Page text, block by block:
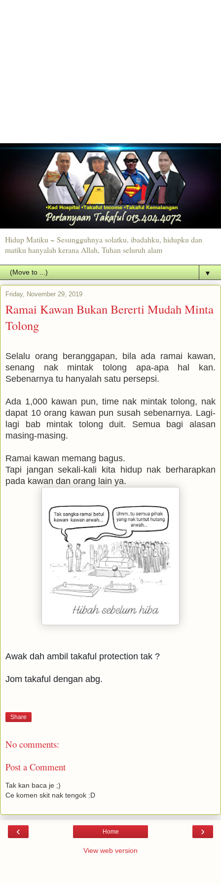
Hidup Matiku ~ Sesungguhnya solatku, ibadahku, hidupku dan
matiku hanyalah kerana Allah, Tuhan seluruh alam
▼
Friday, November 29, 2019
Ramai Kawan Bukan Bererti Mudah Minta
Tolong
Selalu orang beranggapan, bila ada ramai kawan,
senang nak mintak tolong apa-apa hal kan.
Sebenarnya tu hanyalah satu persepsi.
Ada 1,000 kawan pun, time nak mintak tolong, nak
dapat 10 orang kawan pun susah sebenarnya. Lagi-
lagi bab mintak tolong duit. Semua bagi alasan
masing-masing.
Ramai kawan memang bagus.
Tapi jangan sekali-kali kita hidup nak berharapkan
pada kawan dan orang lain ya.
Awak dah ambil takaful protection tak ?
Jom takaful dengan abg.
Share
No comments:
Post a Comment
Tak kan baca je ;)
Ce komen skit nak tengok :D
‹ ›
Home
View web version